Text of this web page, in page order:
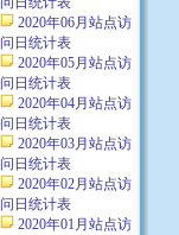
2020年06月站点访
问日统计表
2020年05月站点访
问日统计表
2020年04月站点访
问日统计表
2020年03月站点访
问日统计表
2020年02月站点访
问日统计表
2020年01月站点访